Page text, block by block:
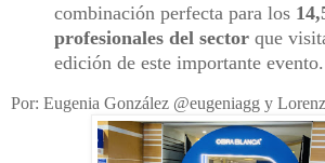
combinación perfecta para los
profesionales del sector que
edición de este importante evento.
Por: Eugenia González @eugeniagg y